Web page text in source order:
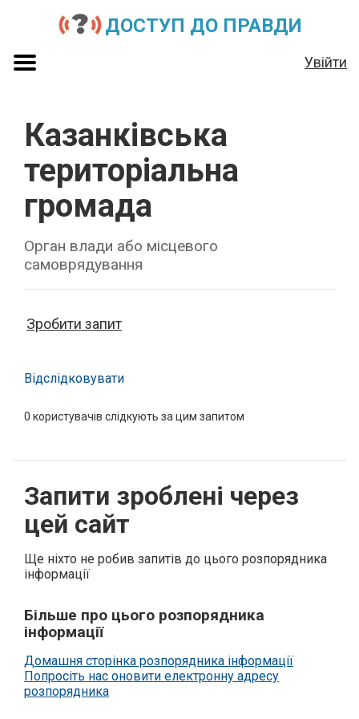
ДОСТУП ДО ПРАВДИ
Увійти
Казанківська
територіальна
громада
Орган влади або місцевого
самоврядування
Зробити запит
Відслідковувати
0 користувачів слідкують за цим запитом
Запити зроблені через
цей сайт
Ще ніхто не робив запитів до цього розпорядника
інформації
Більше про цього розпорядника
інформації
Домашня сторінка розпорядника інформації
Попросіть нас оновити електронну адресу
розпорядника